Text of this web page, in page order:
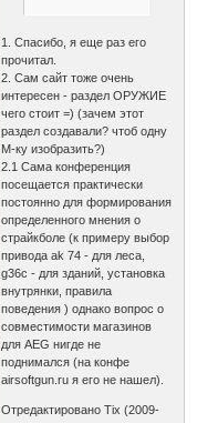
1. Спасибо, я еще раз его
прочитал.
2. Сам сайт тоже очень
интересен - раздел ОРУЖИЕ
чего стоит =) (зачем этот
раздел создавали? чтоб одну
М-ку изобразить?)
2.1 Сама конференция
посещается практически
постоянно для формирования
определенного мнения о
страйкболе (к примеру выбор
привода ak 74 - для леса,
g36c - для зданий, установка
внутрянки, правила
поведения ) однако вопрос о
совместимости магазинов
для AEG нигде не
поднимался (на конфе
airsoftgun.ru я его не нашел).
Отредактировано Tix (2009-